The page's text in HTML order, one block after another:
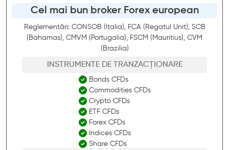
Cel mai bun broker Forex european
Reglementări: CONSOB (Italia), FCA (Regatul Unit), SCB
(Bahamas), CMVM (Portugalia), FSCM (Mauritius), CVM
(Brazilia)
INSTRUMENTE DE TRANZACȚIONARE
Bonds CFDs
Commodities CFDs
Crypto CFDs
ETF CFDs
Forex CFDs
Indices CFDs
Share CFDs